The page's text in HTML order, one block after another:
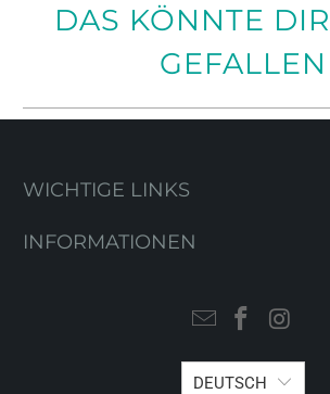
DAS KÖNNTE
GEFALLEN
WICHTIGE LINKS
INFORMATIONEN
DEUTSCH